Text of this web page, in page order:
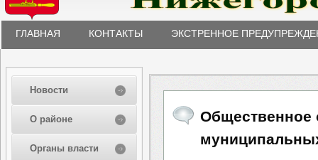
ГЛАВНАЯ КОНТАКТЫ ЭКСТРЕННОЕ
Новости
О районе
Органы власти
Общественное